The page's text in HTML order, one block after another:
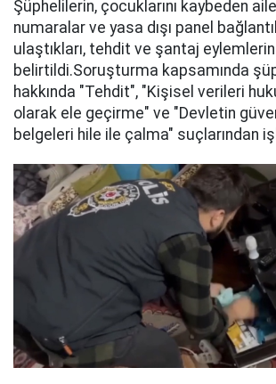
Şüphelilerin, çocuklarını kaybeden
numaralar ve yasa dışı panel
ulaştıkları, tehdit ve şantaj
belirtildi.Soruşturma kapsamında
hakkında "Tehdit", "Kişisel verileri
olarak ele geçirme" ve "Devletin
belgeleri hile ile çalma" suçlarından